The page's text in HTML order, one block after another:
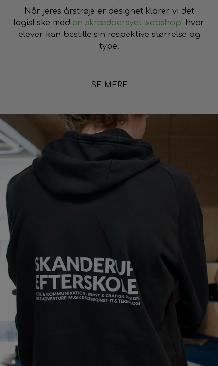
Når jeres årstrøje er designet klarer vi det
logistiske med en skræddersyet webshop, hvor
elever kan bestille sin respektive størrelse og
type.
SE MERE